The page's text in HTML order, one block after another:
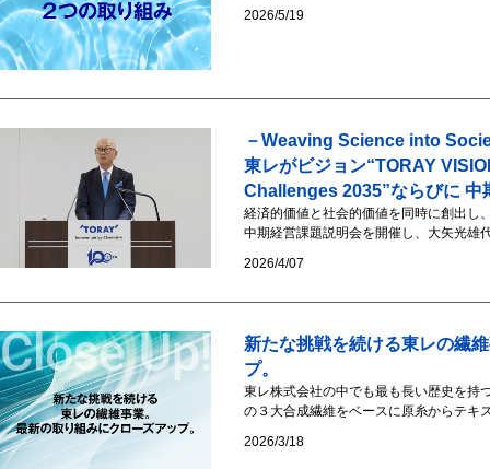
2026/5/19
－Weaving Science into
東レがビジョン“TORAY
Challenges 2035”ならびに 中
経済的価値と社会的価値を同時に創出し
中期経営課題説明会を開催し、大矢光雄
2026/4/07
新たな挑戦を続ける東レの繊
プ。
東レ株式会社の中でも最も長い歴史を持
の３大合成繊維をベースに原糸からテ
2026/3/18